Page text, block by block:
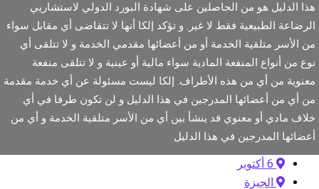
الدليل هو من الحاصلين على شهادة البورد الدولي لاستشاريي
الطبيعية فقط لا غير. و تؤكد إلكا أنها لا تتقاضى أي مقابل سواء
الأسر متلقية الخدمة أو من أعضائها مقدمي الخدمة و لا تتلقى أي
من أنواع المنفعة المادية سواء مالية أو عينية و لا تتلقى منفعة
من أي من هذه الأطراف. إلكا ليست مسئولة عن أي خدمة مقدمة
أي من أعضائها المدرجين في هذا الدليل و لن تكون طرفا في أي
مادي أو معنوي قد ينشأ بين أي من الأسر متلقية الخدمة و أي من
المدرجين في هذا الدليل
6 أكتوبر
الجيزة